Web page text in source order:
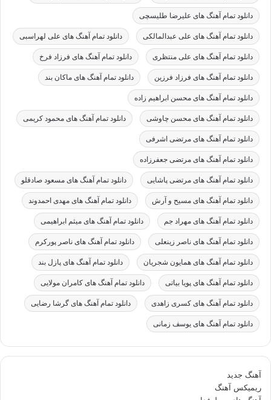
دانلود تمام آهنگ های علیرضا طلیسچی
دانلود تمام آهنگ های علی عبدالمالکی دانلود تمام آهنگ های علی لهراسبی
دانلود تمام آهنگ های علی منتظری دانلود تمام آهنگ های فرزاد فرخ
دانلود تمام آهنگ های فرزاد فرزین دانلود تمام آهنگ های ماکان بند
دانلود تمام آهنگ های محسن ابراهیم زاده
دانلود تمام آهنگ های محسن چاوشی دانلود تمام آهنگ های محمود کریمی
دانلود تمام آهنگ های مرتضی اشرفی
دانلود تمام آهنگ های مرتضی جعفرزاده
دانلود تمام آهنگ های مرتضی پاشایی دانلود تمام آهنگ های مسعود صادقلو
دانلود تمام آهنگ های مسیح و آرش دانلود تمام آهنگ های مهدی احمدوند
دانلود تمام آهنگ های مهراد جم دانلود تمام آهنگ های میثم ابراهیمی
دانلود تمام آهنگ های ناصر زینعلی دانلود تمام آهنگ های ناصر پورکرم
دانلود تمام آهنگ های همایون شجریان دانلود تمام آهنگ های پازل بند
دانلود تمام آهنگ های پویا بیاتی دانلود تمام آهنگ های کامران مولایی
دانلود تمام آهنگ های کسری زاهدی دانلود تمام آهنگ های گرشا رضایی
دانلود تمام آهنگ های یوسف زمانی
آهنگ جدید
ریمیکس آهنگ